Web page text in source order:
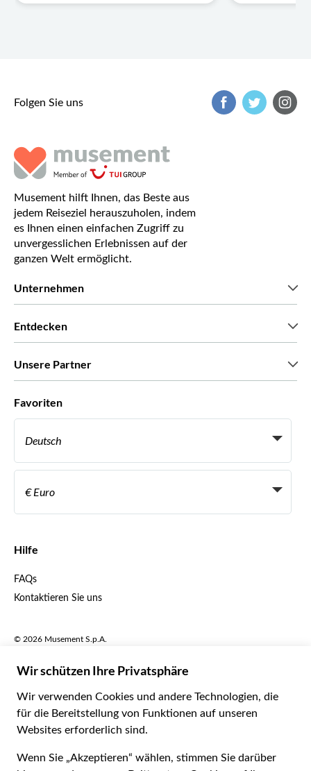
Folgen Sie uns
Musement hilft Ihnen, das Beste aus
jedem Reiseziel herauszuholen, indem
es Ihnen einen einfachen Zugriff zu
unvergesslichen Erlebnissen auf der
ganzen Welt ermöglicht.
Unternehmen
Entdecken
Unsere Partner
Werden Sie Anbieter
Become a Distribution Partner
Favoriten
Deutsch
Italiano
Français
Español
Português
Português BR
Nederlands
€ Euro
ARS Argentinischer Peso
.د.ب Bahrain-Dinar
R$ Brasilianischer Real
¥ Renminbi Yuan
Hilfe
FAQs
Kontaktieren Sie uns
Geschäftsbedingungen Datenschutzerklärung
Cookie-Verwendung Sitemap
© 2026 Musement S.p.A.
Online-Reiseagentur nº 170695